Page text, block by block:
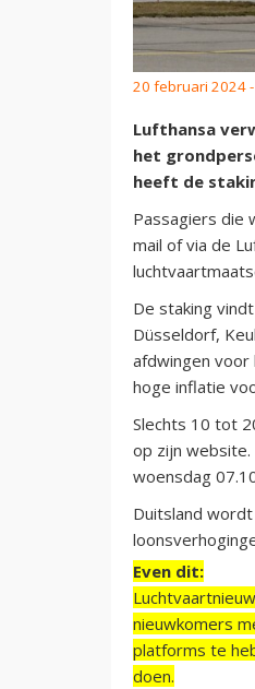
20 februari 2024
Lufthansa
het
heeft de
Passagiers die
mail of via de
De staking
Düsseldorf,
afdwingen
hoge inflatie
Slechts 10 tot
op zijn
woensdag
Duitsland
Even dit:
nieuwkomers
platforms te
doen.